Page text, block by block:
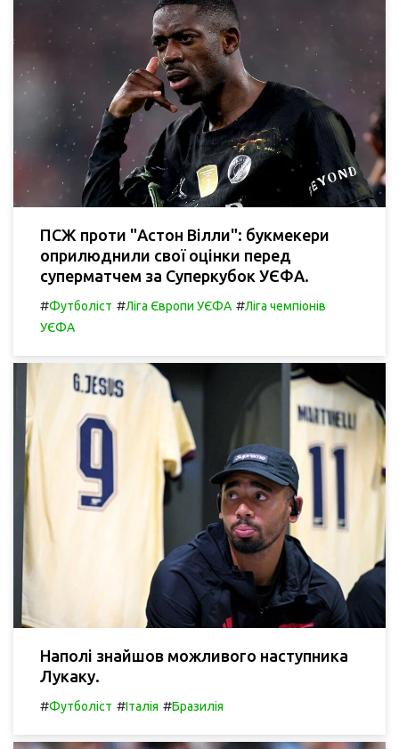
ПСЖ проти "Астон Вілли": букмекери
оприлюднили свої оцінки перед
суперматчем за Суперкубок УЄФА.
#Футболіст #Ліга Європи УЄФА #Ліга чемпіонів
УЄФА
Наполі знайшов можливого наступника
Лукаку.
#Футболіст #Італія #Бразилія